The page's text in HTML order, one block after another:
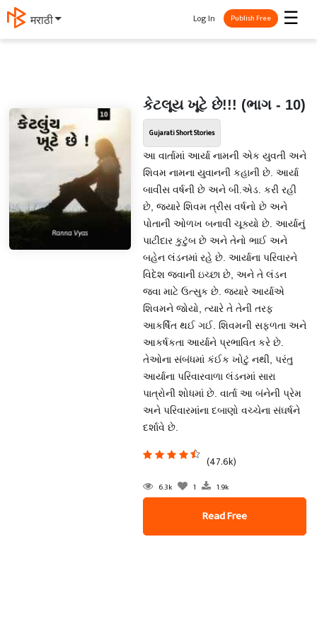
मराठी ☰
Log In Publish Free
કેટલૂય ખૂટે છે!!! (ભાગ - 10)
Gujarati Short Stories
આ વાર્તામાં આર્યા નામની એક યુવતી અને
શિવમ નામના યુવાનની કહાની છે. આર્યા
બાવીસ વર્ષની છે અને બી.એડ. કરી રહી
છે, જ્યારે શિવમ ત્રીસ વર્ષનો છે અને
પોતાની ઓળખ બનાવી ચૂક્યો છે. આર્યાનું
પાટીદાર કુટુંબ છે અને તેનો ભાઈ અને
બહેન લંડનમાં રહે છે. આર્યાના પરિવારને
વિદેશ જવાની ઇચ્છા છે, અને તે લંડન
જવા માટે ઉત્સુક છે. જ્યારે આર્યાએ
શિવમને જોયો, ત્યારે તે તેની તરફ
આકર્ષિત થઈ ગઈ. શિવમની સફળતા અને
આકર્ષકતા આર્યાને પ્રભાવિત કરે છે.
તેઓના સંબંધમાં કંઈક ખોટું નથી, પરંતુ
આર્યાના પરિવારવાળા લંડનમાં સારા
પાત્રોની શોધમાં છે. વાર્તા આ બંનેની પ્રેમ
અને પરિવારમાંના દબાણો વચ્ચેના સંઘર્ષને
દર્શાવે છે.
(47.6k)
6.3k 1 1.9k
Read Free